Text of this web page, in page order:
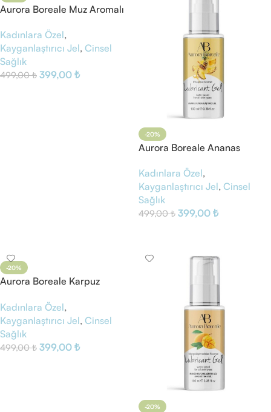
Aurora Boreale Muz Aromalı
Kadınlara Özel,
Kayganlaştırıcı Jel, Cinsel
Sağlık
499,00₺ 399,00 ₺
-20%
Aurora Boreale Ananas
Kadınlara Özel,
Kayganlaştırıcı Jel, Cinsel
Sağlık
499,00₺ 399,00 ₺
-20%
Aurora Boreale Karpuz
Kadınlara Özel,
Kayganlaştırıcı Jel, Cinsel
Sağlık
499,00₺ 399,00 ₺
-20%